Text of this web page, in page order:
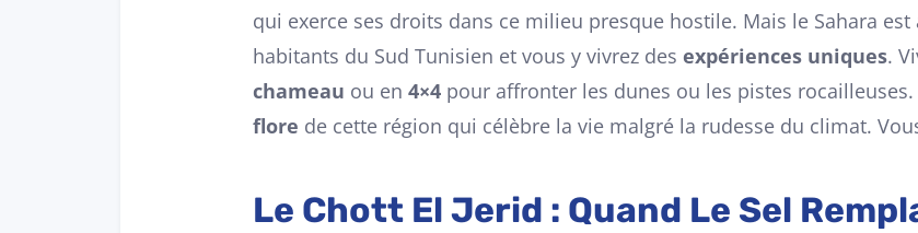
qui exerce ses droits dans ce milieu presque hostile. Mais le Sahara
habitants du Sud Tunisien et vous y vivrez des expériences uniques.
chameau ou en 4×4 pour affronter les dunes ou les pistes rocailleuses.
flore de cette région qui célèbre la vie malgré la rudesse du climat.
Le Chott El Jerid : Quand Le Sel